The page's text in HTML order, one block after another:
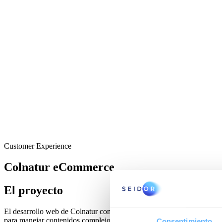
Customer Experience
Colnatur eCommerce
El proyecto
El desarrollo web de Colnatur consistió en crear una plataforma de
para manejar contenidos complejos, además de su integración con